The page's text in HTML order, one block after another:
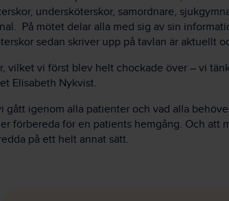
undersköterskor, samordnare,
På mötet delar alla med sig av sin
sedan skriver upp på tavlan är aktuellt
vilket vi först blev helt chockade över – vi
Elisabeth Nykvist.
gått igenom alla patienter och vad alla
förbereda för en patients hemgång. Och att
på ett helt annat sätt.